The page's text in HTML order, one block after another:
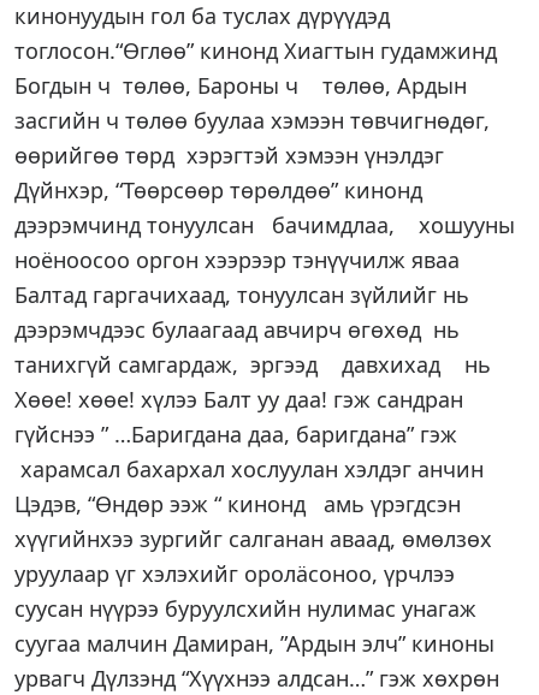
кинонуудын гол ба туслах дүрүүдэд
тоглосон.“Өглөө” кинонд Хиагтын гудамжинд
Богдын ч төлөө, Бароны ч төлөө, Ардын
засгийн ч төлөө буулаа хэмээн төвчигнөдөг,
өөрийгөө төрд хэрэгтэй хэмээн үнэлдэг
Дүйнхэр, “Төөрсөөр төрөлдөө” кинонд
дээрэмчинд тонуулсан бачимдлаа, хошууны
ноёноосоо оргон хээрээр тэнүүчилж яваа
Балтад гаргачихаад, тонуулсан зүйлийг нь
дээрэмчдээс булаагаад авчирч өгөхөд нь
танихгүй самгардаж, эргээд давхихад нь
Хөөе! хөөе! хүлээ Балт уу даа! гэж сандран
гүйснээ ” …Баригдана даа, баригдана” гэж
харамсал бахархал хослуулан хэлдэг анчин
Цэдэв, “Өндөр ээж “ кинонд амь үрэгдсэн
хүүгийнхээ зургийг салганан аваад, өмөлзөх
уруулаар үг хэлэхийг оролäсоноо, үрчлээ
суусан нүүрээ буруулсхийн нулимас унагаж
суугаа малчин Дамиран, ”Ардын элч” киноны
урвагч Дүлзэнд “Хүүхнээ алдсан…” гэж хөхрөн